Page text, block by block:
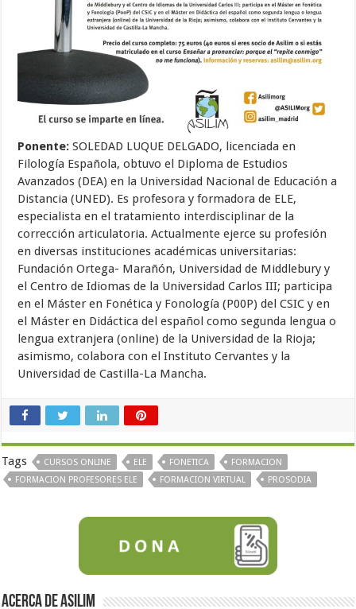
Ponente: SOLEDAD LUQUE DELGADO, licenciada en
Filología Española, obtuvo el Diploma de Estudios
Avanzados (DEA) en la Universidad Nacional de Educación a
Distancia (UNED). Es profesora y formadora de ELE,
especialista en el tratamiento interdisciplinar de la
corrección articulatoria. Actualmente ejerce su profesión
en diversas instituciones académicas universitarias:
Fundación Ortega- Marañón, Universidad de Middlebury y
el Centro de Idiomas de la Universidad Carlos III; participa
en el Máster en Fonética y Fonología (P00P) del CSIC y en
el Máster en Didáctica del español como segunda lengua o
lengua extranjera (online) de la Universidad de la Rioja;
asimismo, colabora con el Instituto Cervantes y la
Universidad de Castilla-La Mancha.
Tags CURSOS ONLINE ELE FONETICA
FORMACION
FORMACION PROFESORES ELE
FORMACION VIRTUAL PROSODIA
Acerca de Asilim